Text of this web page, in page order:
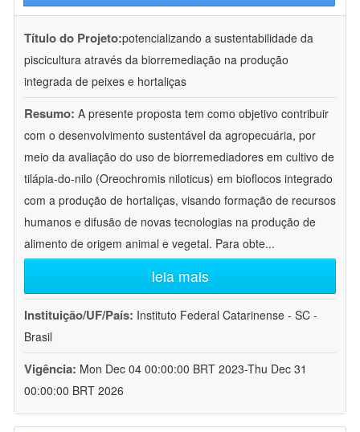
Título do Projeto:potencializando a sustentabilidade da
piscicultura através da biorremediação na produção
integrada de peixes e hortaliças
Resumo: A presente proposta tem como objetivo contribuir
com o desenvolvimento sustentável da agropecuária, por
meio da avaliação do uso de biorremediadores em cultivo de
tilápia-do-nilo (Oreochromis niloticus) em bioflocos integrado
com a produção de hortaliças, visando formação de recursos
humanos e difusão de novas tecnologias na produção de
alimento de origem animal e vegetal. Para obte...
leia mais
Instituição/UF/País: Instituto Federal Catarinense - SC -
Brasil
Vigência: Mon Dec 04 00:00:00 BRT 2023-Thu Dec 31
00:00:00 BRT 2026